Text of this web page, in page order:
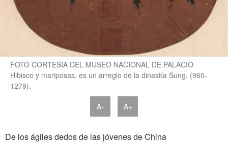
FOTO CORTESIA DEL MUSEO NACIONAL DE PALACIO
Hibisco y mariposas, es un arreglo de la dinastía Sung. (960-
1279).
A- A+
De los ágiles dedos de las jóvenes de China